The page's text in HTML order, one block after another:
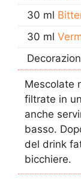
30 ml
30 ml
Mescolate
filtrate in
anche
basso.
del drink
bicchiere.